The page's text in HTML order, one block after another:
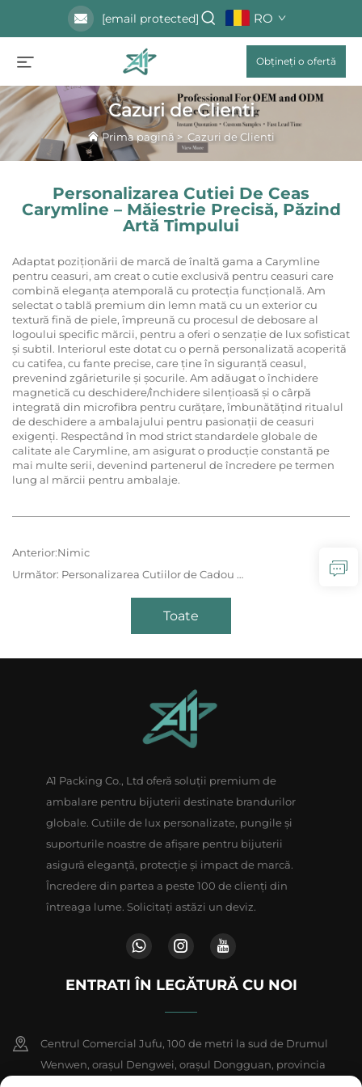
[email protected] RO
Obțineți o ofertă
Cazuri de Clienti
Prima pagină > Cazuri de Clienti
Personalizarea Cutiei De Ceas
Carymline – Măiestrie Precisă, Păzind
Artă Timpului
Adaptat poziționării de marcă de înaltă gama a Carymline
pentru ceasuri, am creat o cutie exclusivă pentru ceasuri care
combină eleganța atemporală cu protecția funcțională. Am
selectat o tablă premium din lemn mată cu un exterior cu
textură fină de piele, împreună cu procesul de debosare al
logoului specific mărcii, pentru a oferi o senzație de lux sofisticat
și subtil. Interiorul este dotat cu o pernă personalizată acoperită
cu catifea, cu fante precise, care ține în siguranță ceasul,
prevenind zgârieturile și șocurile. Am adăugat o închidere
magnetică cu deschidere/închidere silențioasă și o cârpă
integrată din microfibra pentru curățare, îmbunătățind ritualul
de deschidere a ambalajului pentru pasionații de ceasuri
exigenți. Respectând în mod strict standardele globale de
calitate ale Carymline, am asigurat o producție constantă pe
mai multe serii, devenind partenerul de încredere pe termen
lung al mărcii pentru ambalaje.
Anterior:Nimic
Următor: Personalizarea Cutiilor de Cadou de Lux Armani – Eleganță Timpurie, Realizată pentru un Stil Iconic
Toate
A1 Packing Co., Ltd oferă soluții premium de
ambalare pentru bijuterii destinate brandurilor
globale. Cutiile de lux personalizate, pungile și
suporturile noastre de afișare pentru bijuterii
asigură eleganță, protecție și impact de marcă.
Încredere din partea a peste 100 de clienți din
întreaga lume. Solicitați astăzi un deviz.
ENTRATI ÎN LEGĂTURĂ CU NOI
Centrul Comercial Jufu, 100 de metri la sud de Drumul
Wenwen, orașul Dengwei, orașul Dongguan, provincia